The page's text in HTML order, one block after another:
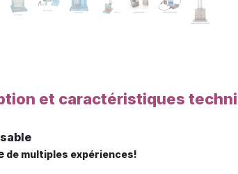
et caractéristiques
de multiples expériences!